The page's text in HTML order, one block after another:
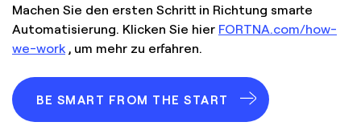
Machen Sie den ersten Schritt in Richtung smarte
Automatisierung. Klicken Sie hier FORTNA.com/how-
we-work , um mehr zu erfahren.
BE SMART FROM THE START